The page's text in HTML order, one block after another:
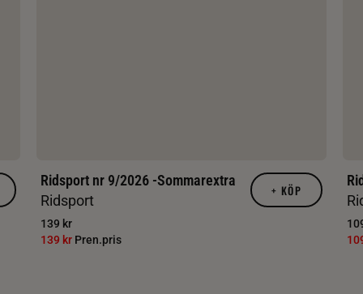
Ridsport nr 9/2026 -Sommarextra
Ridsport
139 kr
139 kr Pren.pris
+ KÖP